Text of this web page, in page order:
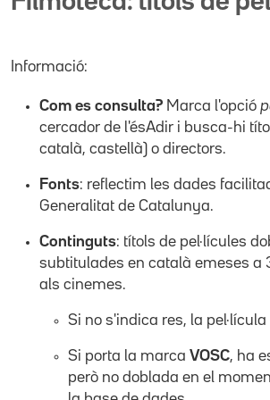
Informació:
Com es consulta? Marca l'opció
cercador de l'ésAdir i busca-hi
català, castellà) o directors.
Fonts: reflectim les dades
Generalitat de Catalunya.
Continguts: títols de pel·lícules
subtitulades en català emeses a
als cinemes.
Si no s'indica res, la
Si porta la marca VOSC, ha
però no doblada en el